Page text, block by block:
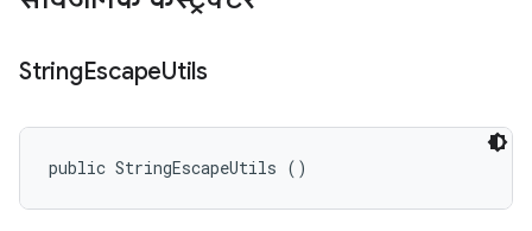
StringEscapeUtils
public StringEscapeUtils ()